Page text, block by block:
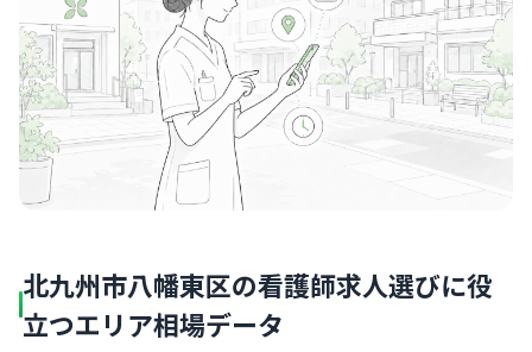
北九州市八幡東区の看護師求人選びに役
立つエリア相場データ